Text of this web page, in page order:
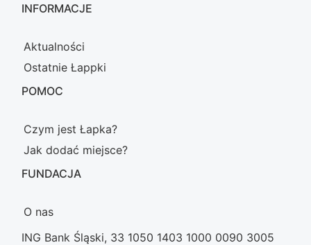
INFORMACJE
Aktualności
Ostatnie Łappki
POMOC
Czym jest Łapka?
Jak dodać miejsce?
FUNDACJA
O nas
ING Bank Śląski, 33 1050 1403 1000 0090 3005